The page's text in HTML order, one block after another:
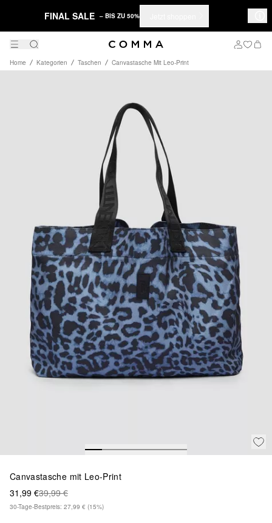
FINAL SALE – BIS ZU 50%
Home Kategorien Taschen Canvastasche Mit Leo-Print
Canvastasche mit Leo-Print
31,99 €39,99 €
30-Tage-Bestpreis: 27,99 € (15%)